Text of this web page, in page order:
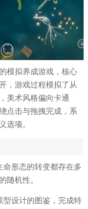
模拟养成游戏，核心
，游戏过程模拟了从
美术风格偏向卡通
点击与拖拽完成，系
选项。
命形态的转变都存在多
随机性。
型设计的图鉴，完成特